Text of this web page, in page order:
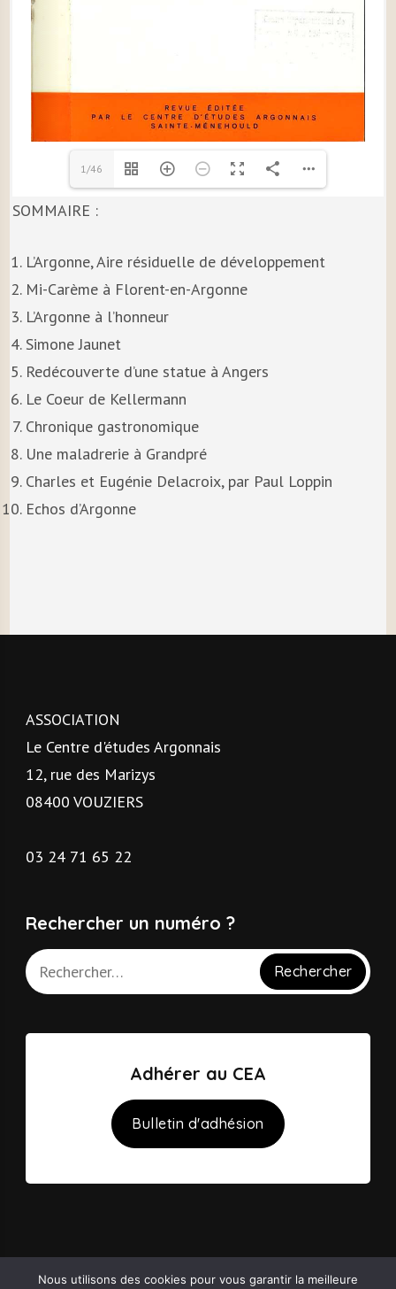
1/46
SOMMAIRE :
L’Argonne, Aire résiduelle de développement
Mi-Carème à Florent-en-Argonne
L’Argonne à l’honneur
Simone Jaunet
Redécouverte d’une statue à Angers
Le Coeur de Kellermann
Chronique gastronomique
Une maladrerie à Grandpré
Charles et Eugénie Delacroix, par Paul Loppin
Echos d’Argonne
ASSOCIATION
Le Centre d'études Argonnais
12, rue des Marizys
08400 VOUZIERS
03 24 71 65 22
Rechercher un numéro ?
Adhérer au CEA
Bulletin d'adhésion
Nous utilisons des cookies pour vous garantir la meilleure